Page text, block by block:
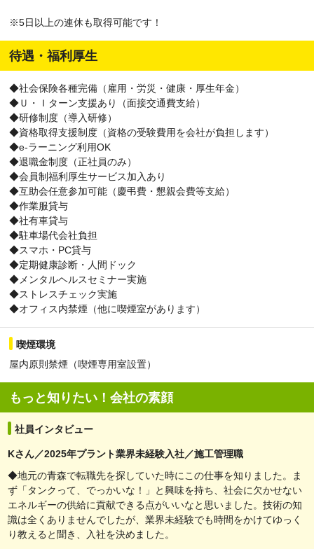
郡岬町、南河内郡太子町、南河内郡河南町、南河内郡千早赤阪村）
※5日以上の連休も取得可能です！
待遇・福利厚生
◆社会保険各種完備（雇用・労災・健康・厚生年金）
◆Ｕ・Ｉターン支援あり（面接交通費支給）
◆研修制度（導入研修）
◆資格取得支援制度（資格の受験費用を会社が負担します）
◆e-ラーニング利用OK
◆退職金制度（正社員のみ）
◆会員制福利厚生サービス加入あり
◆互助会任意参加可能（慶弔費・懇親会費等支給）
◆作業服貸与
◆社有車貸与
◆駐車場代会社負担
◆スマホ・PC貸与
◆定期健康診断・人間ドック
◆メンタルヘルスセミナー実施
◆ストレスチェック実施
◆オフィス内禁煙（他に喫煙室があります）
喫煙環境
屋内原則禁煙（喫煙専用室設置）
もっと知りたい！会社の素顔
社員インタビュー
Kさん／2025年プラント業界未経験入社／施工管理職
◆地元の青森で転職先を探していた時にこの仕事を知りました。ま
ず「タンクって、でっかいな！」と興味を持ち、社会に欠かせない
エネルギーの供給に貢献できる点がいいなと思いました。技術の知
識は全くありませんでしたが、業界未経験でも時間をかけてゆっく
り教えると聞き、入社を決めました。